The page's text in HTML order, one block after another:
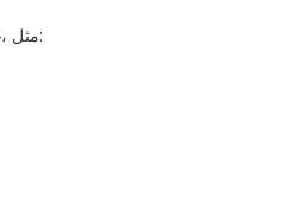
على الرغم من الفوائد المحتملة، يجب أن نكون حذرين من بعض الآثار الجانبية التي قد تصاحب استخدام Aod 9604، مثل: